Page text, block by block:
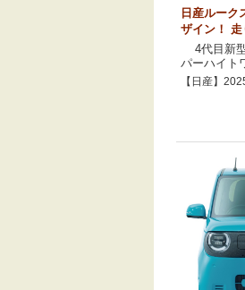
日産ルー
ザイン！ 走
4代目新
パーハイト
【日産】